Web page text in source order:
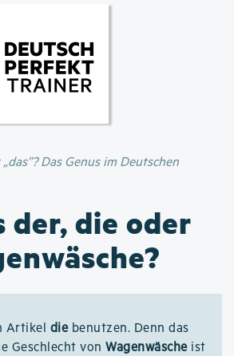
Inhalt
„das”? Das Genus im Deutschen
der, die oder
Artikel diebenutzen. Denn das
Geschlecht vonWagenwäscheist